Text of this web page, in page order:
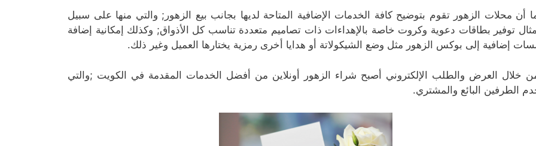
أن محلات الزهور تقوم بتوضيح كافة الخدمات الإضافية المتاحة لديها بجانب بيع الزهور; والتي منها على سبيل
توفير بطاقات دعوية وكروت خاصة بالإهداءات ذات تصاميم متعددة تناسب كل الأذواق; وكذلك إمكانية إضافة
إضافية إلى بوكس الزهور مثل وضع الشيكولاتة أو هدايا أخرى رمزية يختارها العميل وغير ذلك.
خلال العرض والطلب الإلكتروني أصبح شراء الزهور أونلاين من أفضل الخدمات المقدمة في الكويت ;والتي
الطرفين البائع والمشتري.